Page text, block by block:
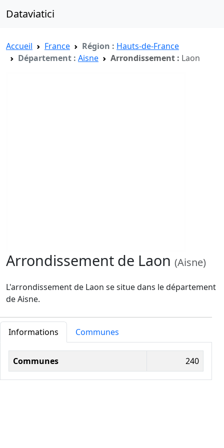
Dataviatici
Accueil France Région : Hauts-de-France
Département : Aisne Arrondissement : Laon
Arrondissement de Laon (Aisne)
L'arrondissement de Laon se situe dans le département
de Aisne.
Informations Communes
Informations administratives
Communes 240